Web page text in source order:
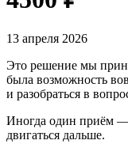
13 апреля 2026
Это решение мы
была возможность
и разобраться в
Иногда один приём —
двигаться дальше.